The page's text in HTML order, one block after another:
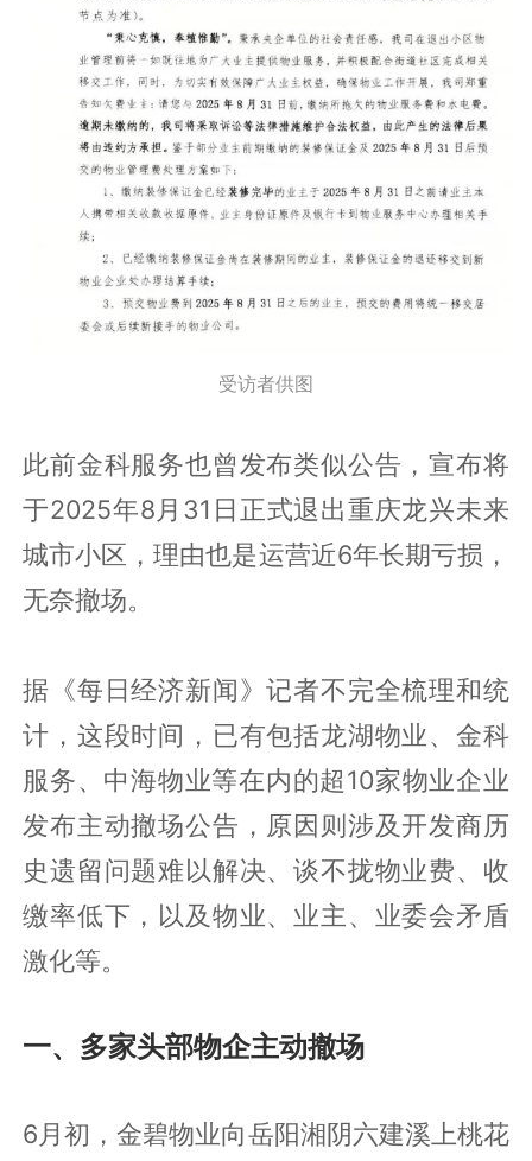
受访者供图
此前金科服务也曾发布类似公告，宣布将
于2025年8月31日正式退出重庆龙兴未来
城市小区，理由也是运营近6年长期亏损，
无奈撤场。
据《每日经济新闻》记者不完全梳理和统
计，这段时间，已有包括龙湖物业、金科
服务、中海物业等在内的超10家物业企业
发布主动撤场公告，原因则涉及开发商历
史遗留问题难以解决、谈不拢物业费、收
缴率低下，以及物业、业主、业委会矛盾
激化等。
一、多家头部物企主动撤场
6月初，金碧物业向岳阳湘阴六建溪上桃花